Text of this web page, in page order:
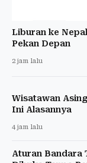
Liburan ke
Pekan Depan
2 jam lalu
Wisatawan
Ini Alasannya
4 jam lalu
Aturan Bandara